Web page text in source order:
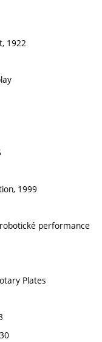
1922
1999
performance
Plates